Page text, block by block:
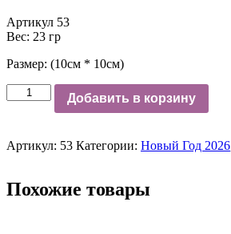
Артикул 53
Вес: 23 гр
Размер: (10см * 10см)
Количество
Добавить в корзину
Артикул: 53 Категории: Новый Год 2026
Похожие товары